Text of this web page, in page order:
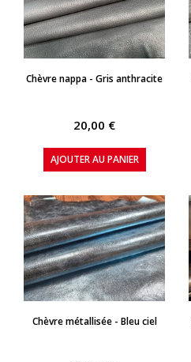
APERÇU RAPIDE
Chèvre nappa - Gris anthracite
20,00 €
AJOUTER AU PANIER
APERÇU RAPIDE
Chèvre métallisée - Bleu ciel